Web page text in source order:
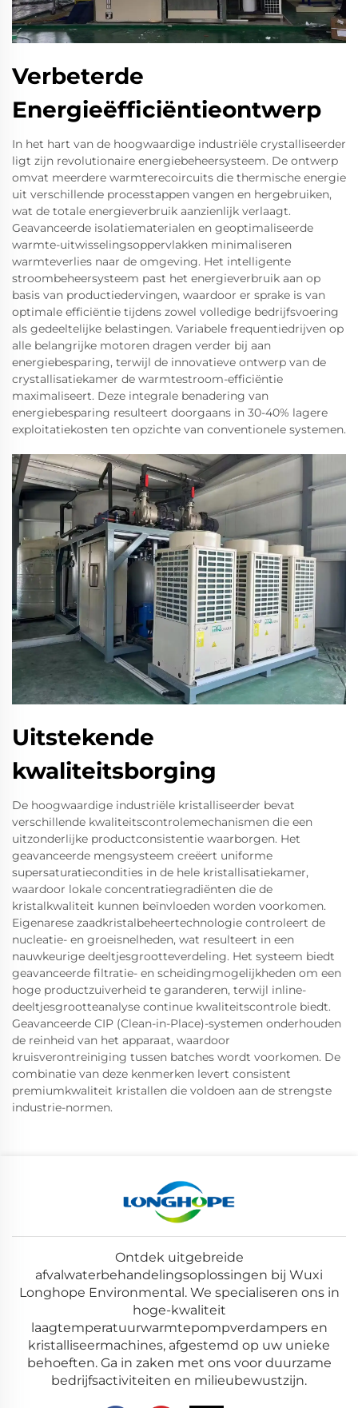
Verbeterde
Energieëfficiëntieontwerp
In het hart van de hoogwaardige industriële crystalliseerder
ligt zijn revolutionaire energiebeheersysteem. De ontwerp
omvat meerdere warmterecoircuits die thermische energie
uit verschillende processtappen vangen en hergebruiken,
wat de totale energieverbruik aanzienlijk verlaagt.
Geavanceerde isolatiematerialen en geoptimaliseerde
warmte-uitwisselingsoppervlakken minimaliseren
warmteverlies naar de omgeving. Het intelligente
stroombeheersysteem past het energieverbruik aan op
basis van productiedervingen, waardoor er sprake is van
optimale efficiëntie tijdens zowel volledige bedrijfsvoering
als gedeeltelijke belastingen. Variabele frequentiedrijven op
alle belangrijke motoren dragen verder bij aan
energiebesparing, terwijl de innovatieve ontwerp van de
crystallisatiekamer de warmtestroom-efficiëntie
maximaliseert. Deze integrale benadering van
energiebesparing resulteert doorgaans in 30-40% lagere
exploitatiekosten ten opzichte van conventionele systemen.
Uitstekende
kwaliteitsborging
De hoogwaardige industriële kristalliseerder bevat
verschillende kwaliteitscontrolemechanismen die een
uitzonderlijke productconsistentie waarborgen. Het
geavanceerde mengsysteem creëert uniforme
supersaturatiecondities in de hele kristallisatiekamer,
waardoor lokale concentratiegradiënten die de
kristalkwaliteit kunnen beïnvloeden worden voorkomen.
Eigenarese zaadkristalbeheertechnologie controleert de
nucleatie- en groeisnelheden, wat resulteert in een
nauwkeurige deeltjesgrootteverdeling. Het systeem biedt
geavanceerde filtratie- en scheidingmogelijkheden om een
hoge productzuiverheid te garanderen, terwijl inline-
deeltjesgrootteanalyse continue kwaliteitscontrole biedt.
Geavanceerde CIP (Clean-in-Place)-systemen onderhouden
de reinheid van het apparaat, waardoor
kruisverontreiniging tussen batches wordt voorkomen. De
combinatie van deze kenmerken levert consistent
premiumkwaliteit kristallen die voldoen aan de strengste
industrie-normen.
Ontdek uitgebreide
afvalwaterbehandelingsoplossingen bij Wuxi
Longhope Environmental. We specialiseren ons in
hoge-kwaliteit
laagtemperatuurwarmtepompverdampers en
kristalliseermachines, afgestemd op uw unieke
behoeften. Ga in zaken met ons voor duurzame
bedrijfsactiviteiten en milieubewustzijn.